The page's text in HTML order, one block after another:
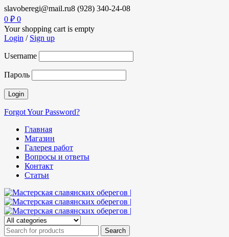
slavoberegi@mail.ru8 (928) 340-24-08
0 ₽ 0
Your shopping cart is empty
Login / Sign up
Username
Пароль
Forgot Your Password?
Главная
Магазин
Галерея работ
Вопросы и ответы
Контакт
Статьи